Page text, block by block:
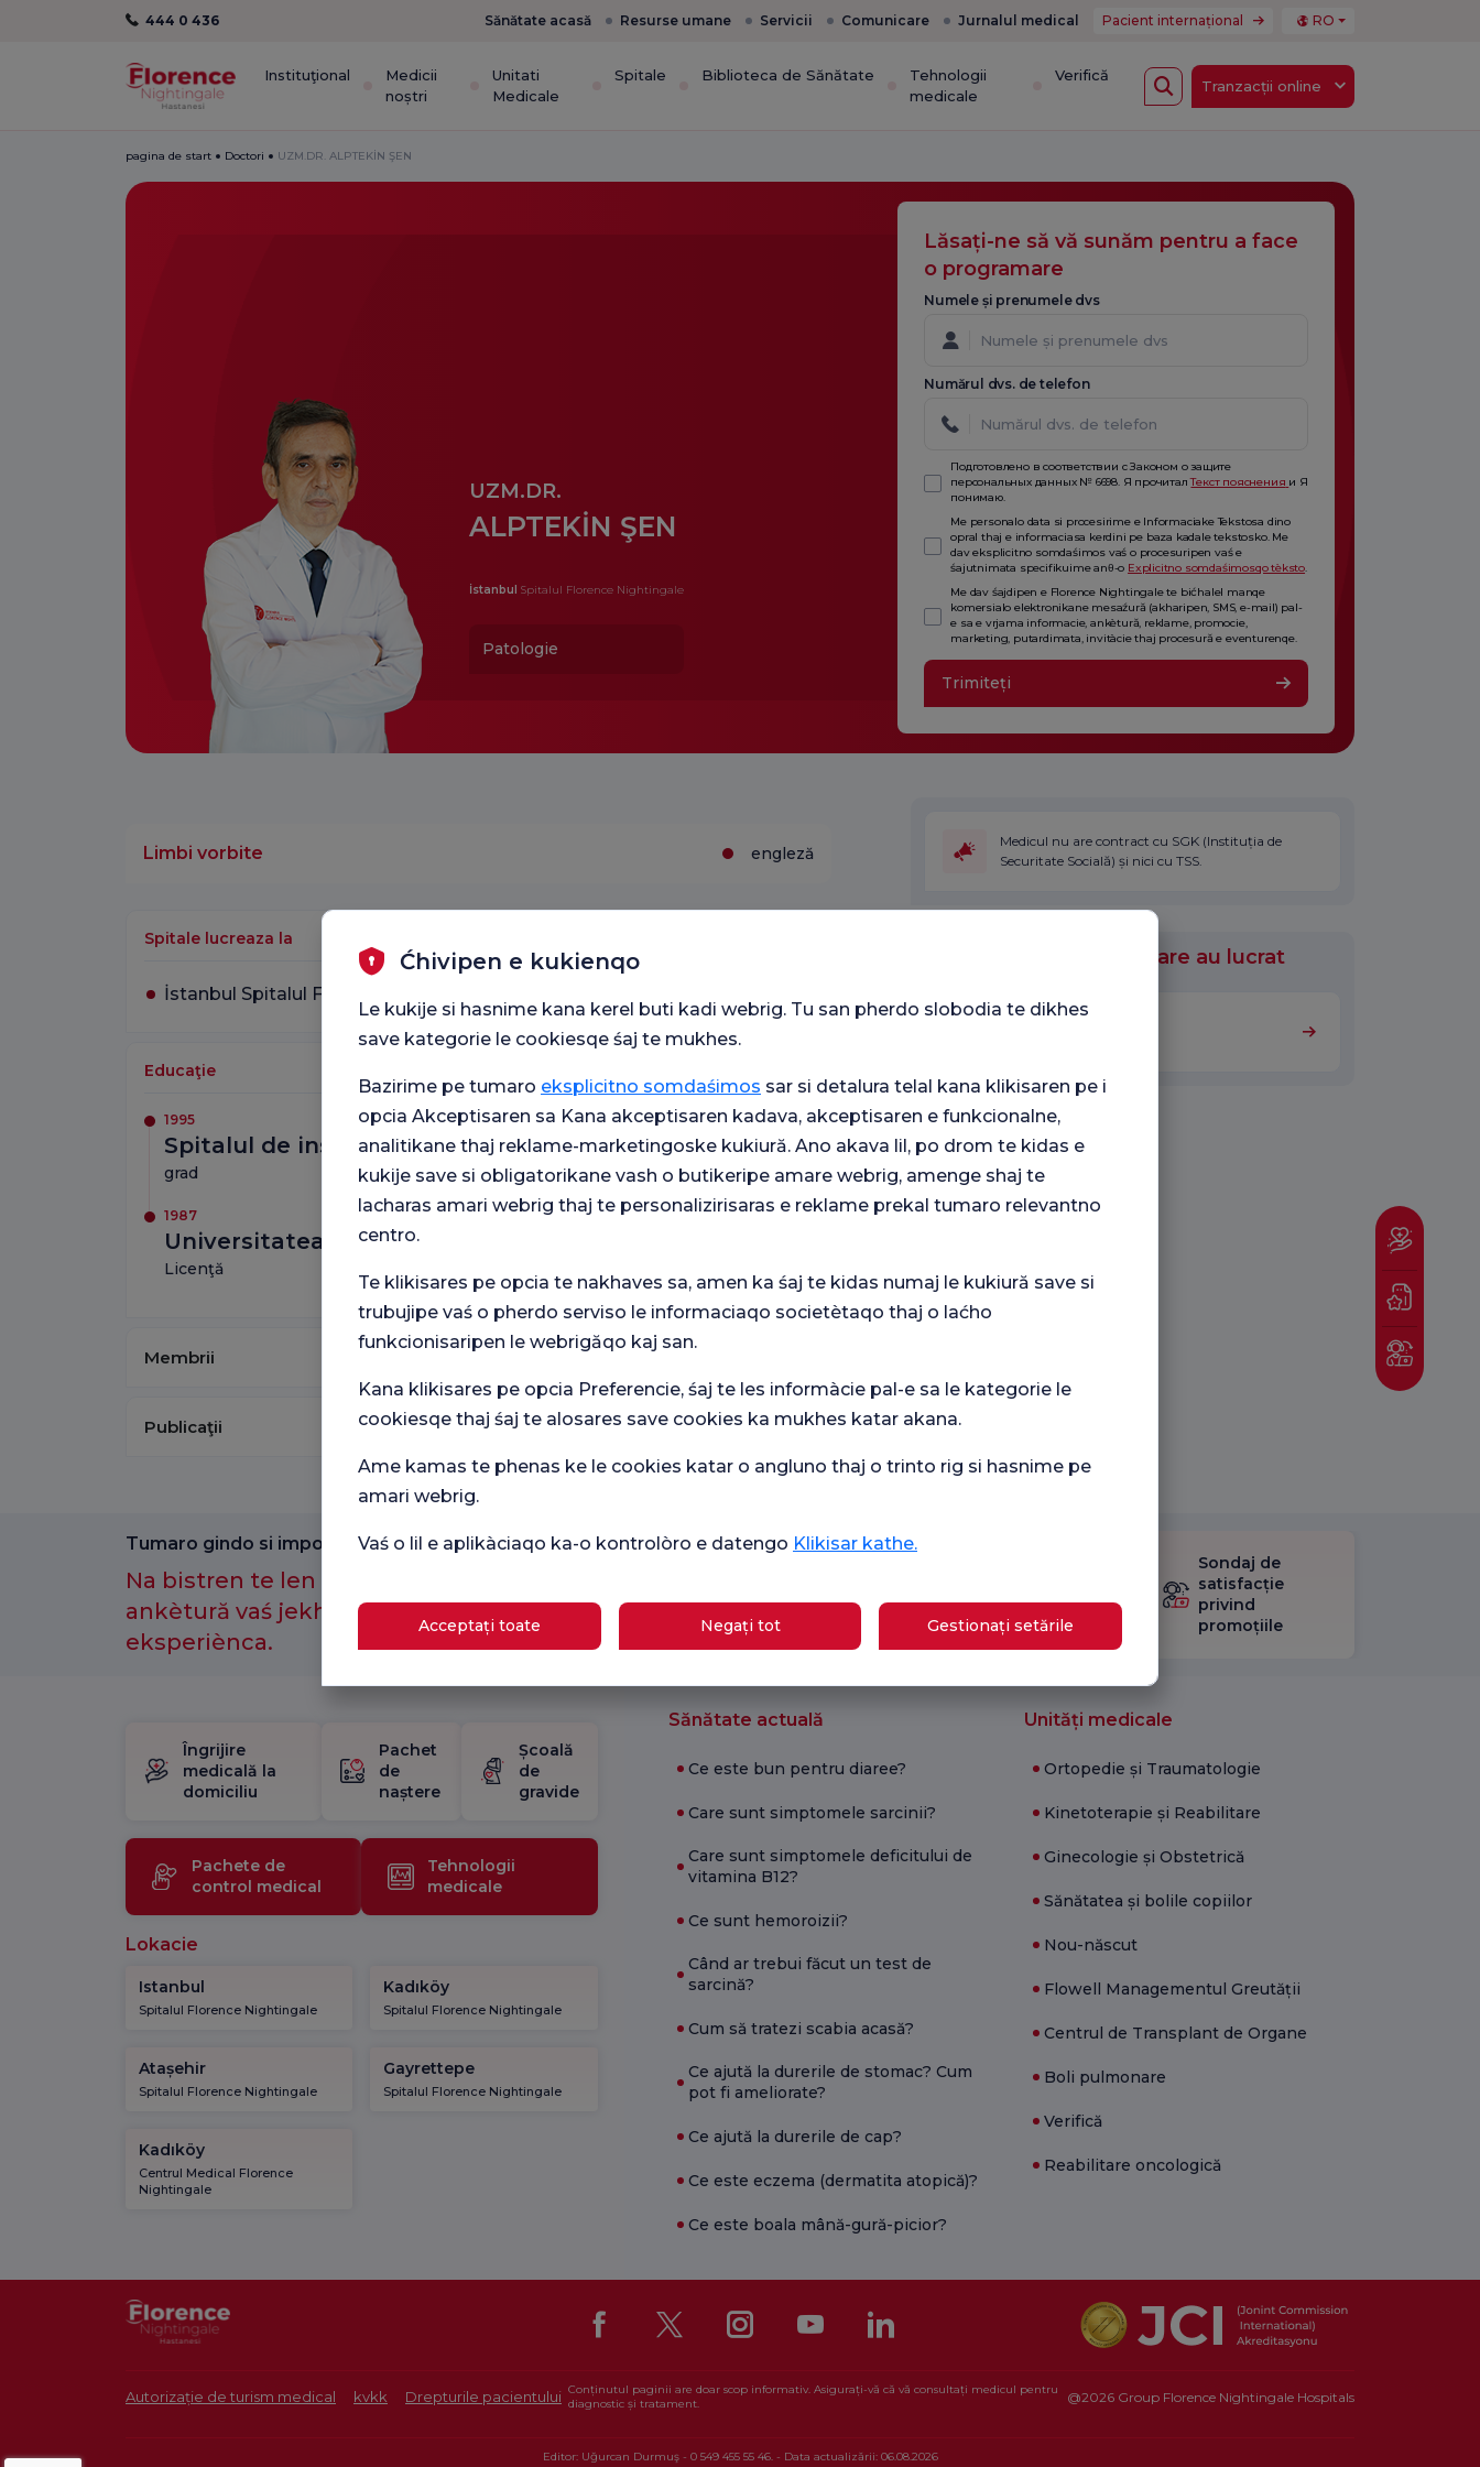
444 0 436 Sănătate acasă Resurse umane Servicii Comunicare Jurnalul medical Pacient internațional RO
Instituţional
Medicii
noștri
Unitati
Medicale
Spitale Biblioteca de Sănătate
Tehnologii
medicale
Verifică
Tranzacții online
pagina de start Doctori UZM.DR. ALPTEKİN ŞEN
UZM.DR.
ALPTEKİN ŞEN
İstanbul Spitalul Florence Nightingale
Patologie
Lăsați-ne să vă sunăm pentru a face
o programare
Numele și prenumele dvs
Numărul dvs. de telefon
Подготовлено в соответствии с Законом о защите
персональных данных № 6698. Я прочиталТекст пояснения и Я
понимаю.
Me personalo data si procesirime e Informaciake Tekstosa dino
opral thaj e informaciasa kerdini pe baza kadale tekstosko. Me
dav eksplicitno somdaśimos vaś o procesuripen vaś e
śajutnimata specifikuime anθ-o Explicitno somdaśimosqo tèksto.
Me dav śajdipen e Florence Nightingale te bićhalel manqe
komersialo elektronikane mesaźură (akharipen, SMS, e-mail) pal-
e sa e vrjama informacie, ankètură, reklame, promocie,
marketing, putardimata, invitàcie thaj procesură e eventurenqe.
Trimiteți
Limbi vorbite engleză
Spitale lucreaza la
İstanbul Spitalul Florence Nightingale
Educaţie
1995
Spitalul de instruire și cercetare Gulhane
grad
1987
Universitatea din Ankara
Licenţă
Membrii
Publicaţii
Medicul nu are contract cu SGK (Instituția de
Securitate Socială) și nici cu TSS.
Unitățile medicale în care au lucrat
Îngrijire
medicală la
domiciliu
Pachet
de
naștere
Școală
de
gravide
Pachete de
control medical
Tehnologii
medicale
Lokacie
Istanbul
Spitalul Florence Nightingale
Kadıköy
Spitalul Florence Nightingale
Atașehir
Spitalul Florence Nightingale
Gayrettepe
Spitalul Florence Nightingale
Kadıköy
Centrul Medical Florence
Nightingale
Sănătate actuală
Ce este bun pentru diaree?
Care sunt simptomele sarcinii?
Care sunt simptomele deficitului de
vitamina B12?
Ce sunt hemoroizii?
Când ar trebui făcut un test de
sarcină?
Cum să tratezi scabia acasă?
Ce ajută la durerile de stomac? Cum
pot fi ameliorate?
Ce ajută la durerile de cap?
Ce este eczema (dermatita atopică)?
Ce este boala mână-gură-picior?
Unități medicale
Ortopedie și Traumatologie
Kinetoterapie și Reabilitare
Ginecologie și Obstetrică
Sănătatea și bolile copiilor
Nou-născut
Flowell Managementul Greutății
Centrul de Transplant de Organe
Boli pulmonare
Verifică
Reabilitare oncologică
Tumaro gindo si importantno amenge.
Na bistren te len kotor anθ-e amare
ankètură vaś jekh maj laćhi sastipasqi
eksperiènca.
de satisfacție
de Satisfacție.
Sondaj de
satisfacție
privind
promoțiile
Autorizație de turism medical kvkk Drepturile pacientului Conținutul paginii are doar scop informativ. Asigurați-vă că vă consultați medicul pentru
diagnostic și tratament.
@2026 Group Florence Nightingale Hospitals
Editor: Uğurcan Durmuş - 0 549 455 55 46. - Data actualizării: 06.08.2026
Ćhivipen e kukienqo
Le kukije si hasnime kana kerel buti kadi webrig. Tu san pherdo slobodia te dikhes
save kategorie le cookiesqe śaj te mukhes.
Bazirime pe tumaro eksplicitno somdaśimos sar si detalura telal kana klikisaren pe i
opcia Akceptisaren sa Kana akceptisaren kadava, akceptisaren e funkcionalne,
analitikane thaj reklame-marketingoske kukiură. Ano akava lil, po drom te kidas e
kukije save si obligatorikane vash o butikeripe amare webrig, amenge shaj te
lacharas amari webrig thaj te personalizirisaras e reklame prekal tumaro relevantno
centro.
Te klikisares pe opcia te nakhaves sa, amen ka śaj te kidas numaj le kukiură save si
trubujipe vaś o pherdo serviso le informaciaqo societètaqo thaj o laćho
funkcionisaripen le webrigăqo kaj san.
Kana klikisares pe opcia Preferencie, śaj te les informàcie pal-e sa le kategorie le
cookiesqe thaj śaj te alosares save cookies ka mukhes katar akana.
Ame kamas te phenas ke le cookies katar o angluno thaj o trinto rig si hasnime pe
amari webrig.
Vaś o lil e aplikàciaqo ka-o kontrolòro e datengo Klikisar kathe.
Acceptați toate Negați tot Gestionați setările